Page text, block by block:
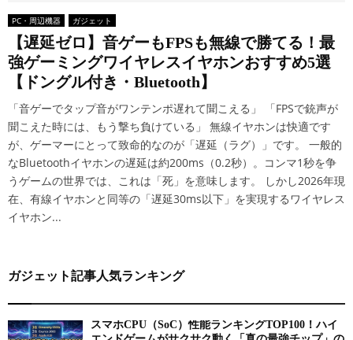
PC・周辺機器 ガジェット
【遅延ゼロ】音ゲーもFPSも無線で勝てる！最
強ゲーミングワイヤレスイヤホンおすすめ5選
【ドングル付き・Bluetooth】
「音ゲーでタップ音がワンテンポ遅れて聞こえる」 「FPSで銃声が
聞こえた時には、もう撃ち負けている」 無線イヤホンは快適です
が、ゲーマーにとって致命的なのが「遅延（ラグ）」です。 一般的
なBluetoothイヤホンの遅延は約200ms（0.2秒）。コンマ1秒を争
うゲームの世界では、これは「死」を意味します。 しかし2026年現
在、有線イヤホンと同等の「遅延30ms以下」を実現するワイヤレス
イヤホン...
ガジェット記事人気ランキング
スマホCPU（SoC）性能ランキングTOP100！ハイ